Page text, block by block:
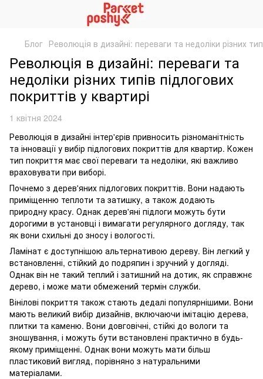
Блог Революція в дизайні: переваги та недоліки різних
Революція в дизайні: переваги та
недоліки різних типів підлогових
покриттів у квартирі
1 квітня 2024
Революція в дизайні інтер'єрів привносить різноманітність
та інновації у вибір підлогових покриттів для квартир. Кожен
тип покриття має свої переваги та недоліки, які важливо
враховувати при виборі.
Почнемо з дерев'яних підлогових покриттів. Вони надають
приміщенню теплоти та затишку, а також додають
природну красу. Однак дерев'яні підлоги можуть бути
дорогими в установці і вимагати регулярного догляду, так
як вони схильні до зносу і вологості.
Ламінат є доступнішою альтернативою дереву. Він легкий у
встановленні, стійкий до подряпин і зручний у догляді.
Однак він не такий теплий і затишний на дотик, як справжнє
дерево, і може мати обмежений термін служби.
Вінілові покриття також стають дедалі популярнішими. Вони
мають великий вибір дизайнів, включаючи імітацію дерева,
плитки та каменю. Вони довговічні, стійкі до вологи та
зношування, і можуть бути встановлені практично в будь-
якому приміщенні. Однак вони можуть мати більш
пластиковий вигляд, порівняно з натуральними
матеріалами.